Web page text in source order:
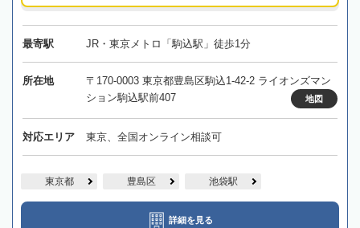
最寄駅 JR・東京メトロ「駒込駅」徒歩1分
所在地
〒170-0003 東京都豊島区駒込1-42-2 ライオンズマン
ション駒込駅前407
地図
対応エリア 東京、全国オンライン相談可
東京都 豊島区 池袋駅
詳細を見る